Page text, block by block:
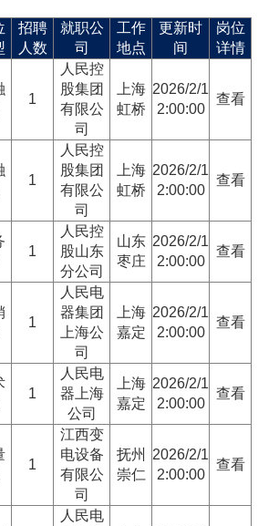
招聘
人数
就职公
司
工作
地点
更新时
间
岗位
详情
1
人民控
股集团
有限公
司
上海
虹桥
2026/2/1
2:00:00
查看
1
人民控
股集团
有限公
司
上海
虹桥
2026/2/1
2:00:00
查看
1
人民控
股山东
分公司
山东
枣庄
2026/2/1
2:00:00
查看
1
人民电
器集团
上海公
司
上海
嘉定
2026/2/1
2:00:00
查看
1
人民电
器上海
公司
上海
嘉定
2026/2/1
2:00:00
查看
1
江西变
电设备
有限公
司
抚州
崇仁
2026/2/1
2:00:00
查看
人民电